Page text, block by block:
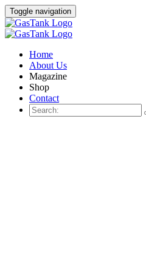
Toggle navigation
Home
About Us
Magazine
Shop
Contact